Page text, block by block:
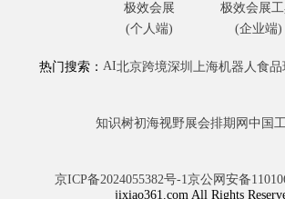
热门搜索： AI北京跨境深圳 上海机器人食品
知识树初海视野展会排期网 中国
京ICP备2024055382号-1京公网安备
jixiao361.com All Rights
极效会展
(个人端)
极效会展
(企业端)